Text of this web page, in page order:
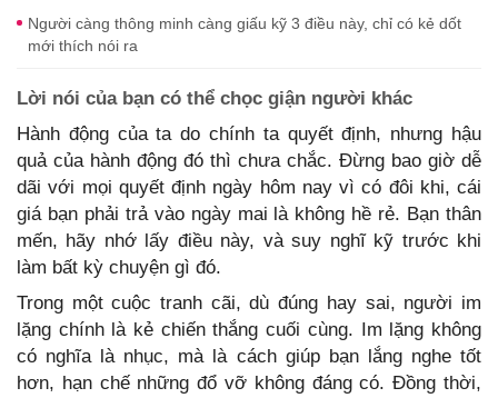
Người càng thông minh càng giấu kỹ 3 điều này, chỉ có kẻ dốt
mới thích nói ra
Lời nói của bạn có thể chọc giận người khác
Hành động của ta do chính ta quyết định, nhưng hậu
quả của hành động đó thì chưa chắc. Đừng bao giờ dễ
dãi với mọi quyết định ngày hôm nay vì có đôi khi, cái
giá bạn phải trả vào ngày mai là không hề rẻ. Bạn thân
mến, hãy nhớ lấy điều này, và suy nghĩ kỹ trước khi
làm bất kỳ chuyện gì đó.
Trong một cuộc tranh cãi, dù đúng hay sai, người im
lặng chính là kẻ chiến thắng cuối cùng. Im lặng không
có nghĩa là nhục, mà là cách giúp bạn lắng nghe tốt
hơn, hạn chế những đổ vỡ không đáng có. Đồng thời,